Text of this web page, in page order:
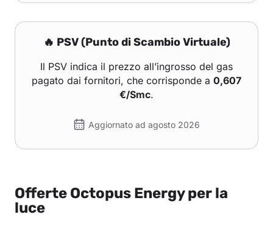
🔥 PSV (Punto di Scambio Virtuale)
Il PSV indica il prezzo all’ingrosso del gas
pagato dai fornitori, che corrisponde a 0,607
€/Smc.
Aggiornato ad agosto 2026
Offerte Octopus Energy per la
luce